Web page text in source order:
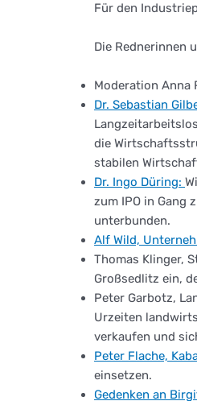
Für den
Die Rednerinnen
Moderation Anna
Dr. Sebastian
die
stabilen
Dr. Ingo Düring:
zum IPO in Gang
unterbunden.
Alf Wild,
Thomas Klinger,
Großsedlitz ein,
Peter Garbotz,
Urzeiten
verkaufen und
Peter Flache,
einsetzen.
Gedenken an